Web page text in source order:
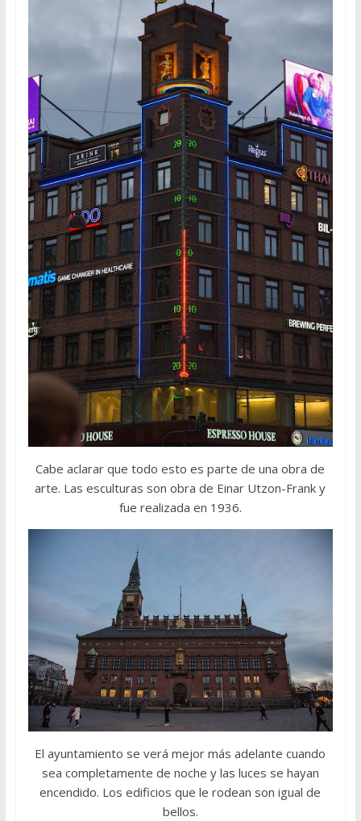
Cabe aclarar que todo esto es parte de una obra de
arte. Las esculturas son obra de Einar Utzon-Frank y
fue realizada en 1936.
El ayuntamiento se verá mejor más adelante cuando
sea completamente de noche y las luces se hayan
encendido. Los edificios que le rodean son igual de
bellos.